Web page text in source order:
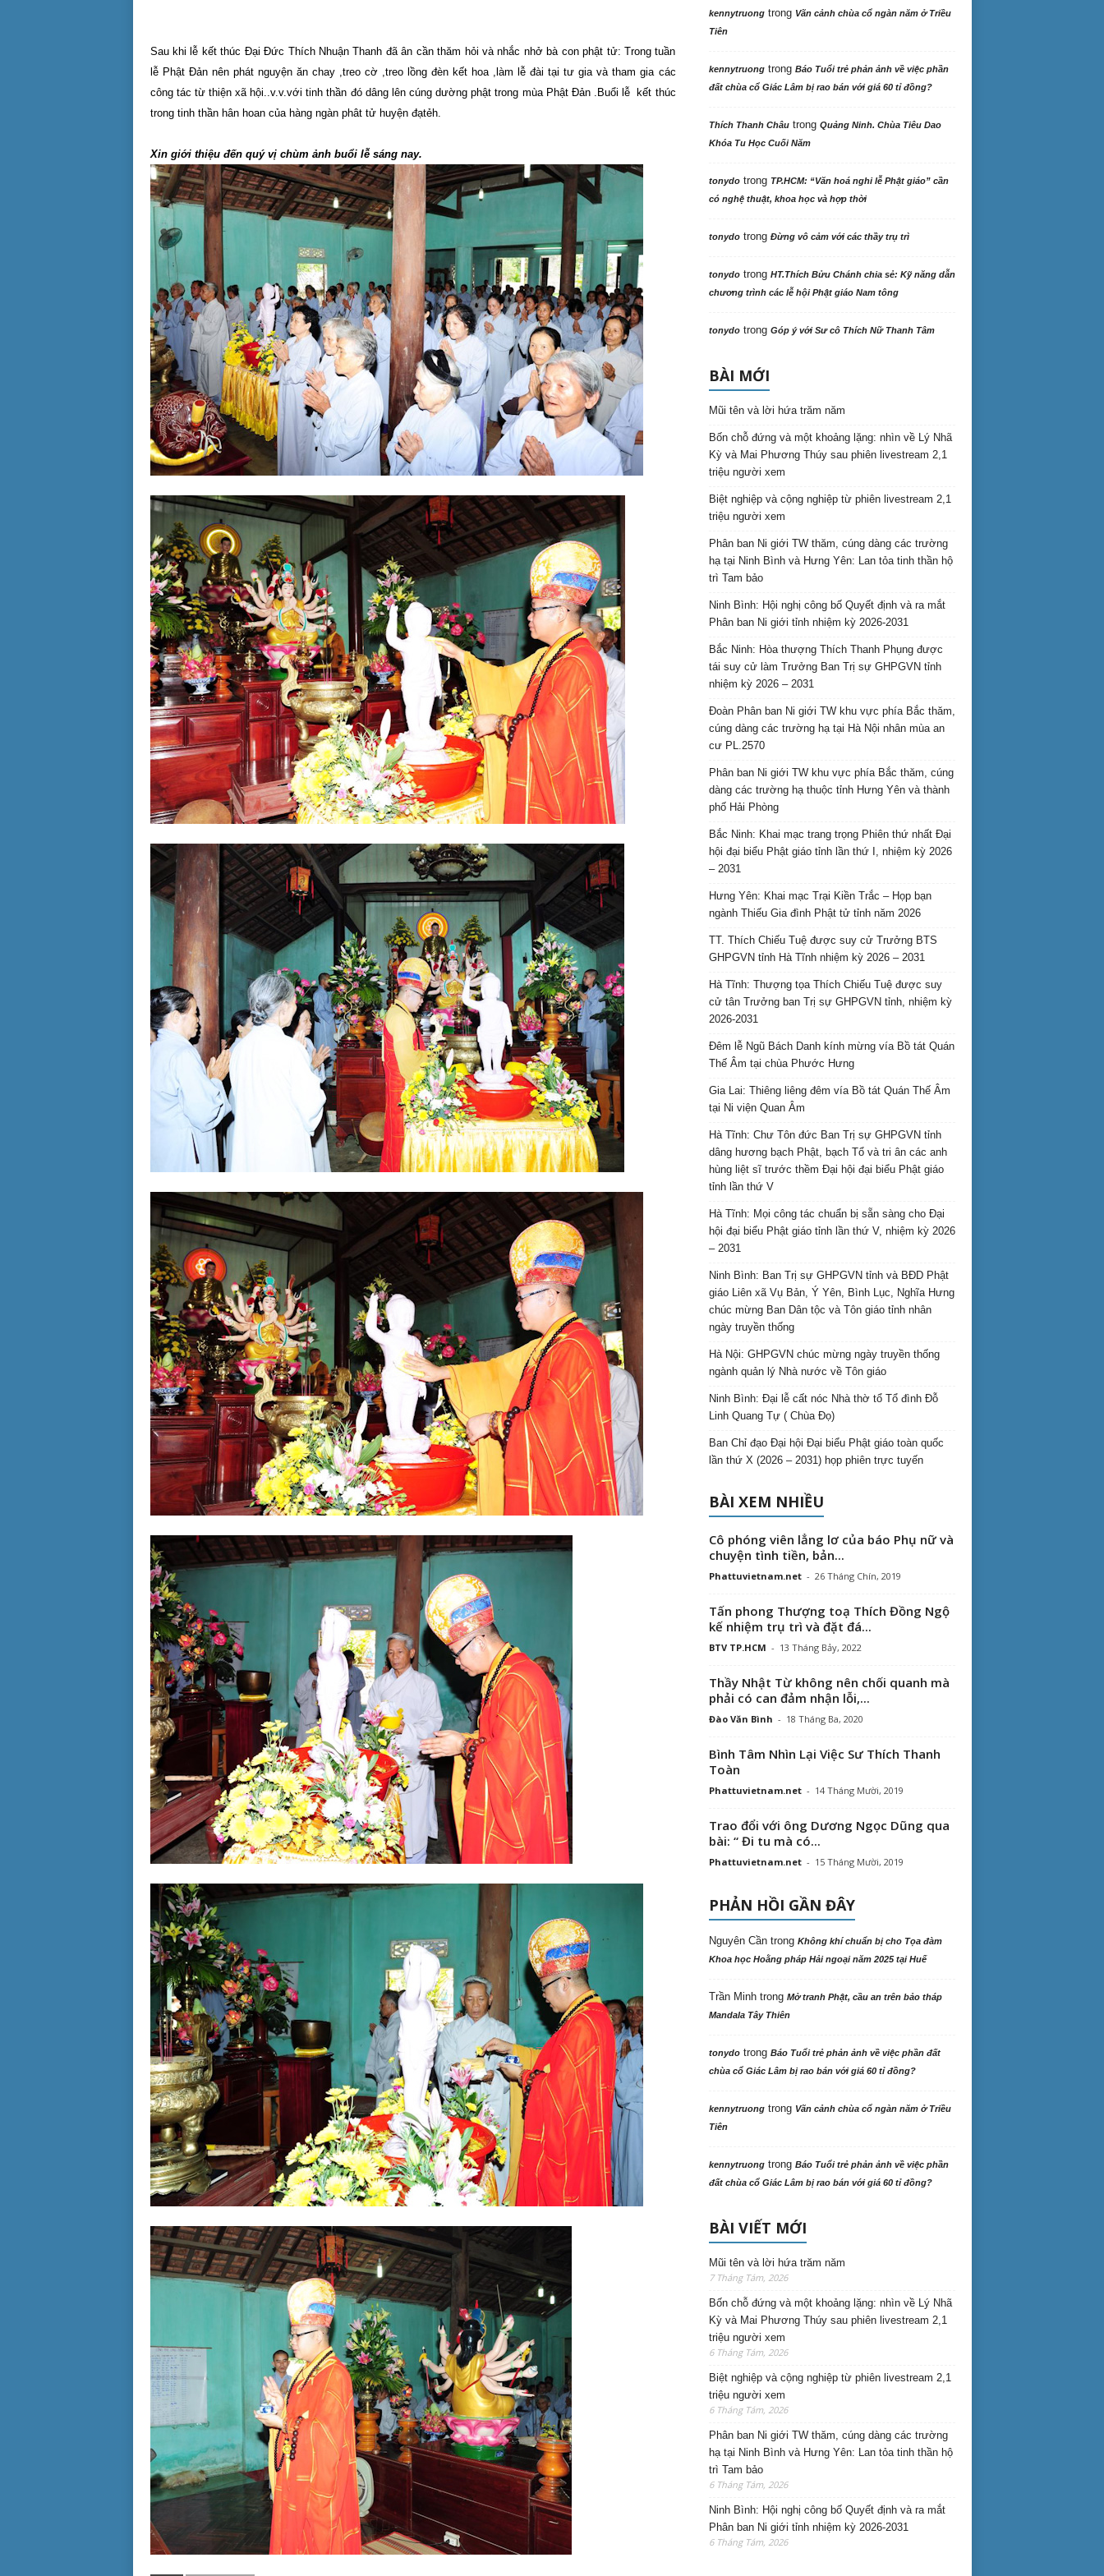
Sau khi lễ kết thúc Đại Đức Thích Nhuận Thanh đã ân cần thăm hỏi và nhắc nhở bà con phật tử: Trong tuần
lễ Phật Đản nên phát nguyện ăn chay ,treo cờ ,treo lồng đèn kết hoa ,làm lễ đài tại tư gia và tham gia các
công tác từ thiện xã hội..v.v.với tinh thần đó dâng lên cúng dường phật trong mùa Phật Đản . Buổi lễ kết thúc
trong tinh thần hân hoan của hàng ngàn phât tử huyện đạtẻh.
Xin giới thiệu đến quý vị chùm ảnh buổi lễ sáng nay.
kennytruongtrong Vãn cảnh chùa cổ ngàn năm ở Triều
Tiên
kennytruongtrong Báo Tuổi trẻ phản ảnh về việc phần
đất chùa cổ Giác Lâm bị rao bán với giá 60 tỉ đồng?
Thích Thanh Châutrong Quảng Ninh. Chùa Tiêu Dao
Khóa Tu Học Cuối Năm
tonydotrong TP.HCM: “Văn hoá nghi lễ Phật giáo” cần
có nghệ thuật, khoa học và hợp thời
tonydotrong Đừng vô cảm với các thầy trụ trì
tonydotrong HT.Thích Bửu Chánh chia sẻ: Kỹ năng dẫn
chương trình các lễ hội Phật giáo Nam tông
tonydotrong Góp ý với Sư cô Thích Nữ Thanh Tâm
BÀI MỚI
Mũi tên và lời hứa trăm năm
Bốn chỗ đứng và một khoảng lặng: nhìn về Lý Nhã
Kỳ và Mai Phương Thúy sau phiên livestream 2,1
triệu người xem
Biệt nghiệp và cộng nghiệp từ phiên livestream 2,1
triệu người xem
Phân ban Ni giới TW thăm, cúng dàng các trường
hạ tại Ninh Bình và Hưng Yên: Lan tỏa tinh thần hộ
trì Tam bảo
Ninh Bình: Hội nghị công bố Quyết định và ra mắt
Phân ban Ni giới tỉnh nhiệm kỳ 2026-2031
Bắc Ninh: Hòa thượng Thích Thanh Phụng được
tái suy cử làm Trưởng Ban Trị sự GHPGVN tỉnh
nhiệm kỳ 2026 – 2031
Đoàn Phân ban Ni giới TW khu vực phía Bắc thăm,
cúng dàng các trường hạ tại Hà Nội nhân mùa an
cư PL.2570
Phân ban Ni giới TW khu vực phía Bắc thăm, cúng
dàng các trường hạ thuộc tỉnh Hưng Yên và thành
phố Hải Phòng
Bắc Ninh: Khai mạc trang trọng Phiên thứ nhất Đại
hội đại biểu Phật giáo tỉnh lần thứ I, nhiệm kỳ 2026
– 2031
Hưng Yên: Khai mạc Trại Kiền Trắc – Họp bạn
ngành Thiếu Gia đình Phật tử tỉnh năm 2026
TT. Thích Chiếu Tuệ được suy cử Trưởng BTS
GHPGVN tỉnh Hà Tĩnh nhiệm kỳ 2026 – 2031
Hà Tĩnh: Thượng tọa Thích Chiếu Tuệ được suy
cử tân Trưởng ban Trị sự GHPGVN tỉnh, nhiệm kỳ
2026-2031
Đêm lễ Ngũ Bách Danh kính mừng vía Bồ tát Quán
Thế Âm tại chùa Phước Hưng
Gia Lai: Thiêng liêng đêm vía Bồ tát Quán Thế Âm
tại Ni viện Quan Âm
Hà Tĩnh: Chư Tôn đức Ban Trị sự GHPGVN tỉnh
dâng hương bạch Phật, bạch Tổ và tri ân các anh
hùng liệt sĩ trước thềm Đại hội đại biểu Phật giáo
tỉnh lần thứ V
Hà Tĩnh: Mọi công tác chuẩn bị sẵn sàng cho Đại
hội đại biểu Phật giáo tỉnh lần thứ V, nhiệm kỳ 2026
– 2031
Ninh Bình: Ban Trị sự GHPGVN tỉnh và BĐD Phật
giáo Liên xã Vụ Bản, Ý Yên, Bình Lục, Nghĩa Hưng
chúc mừng Ban Dân tộc và Tôn giáo tỉnh nhân
ngày truyền thống
Hà Nội: GHPGVN chúc mừng ngày truyền thống
ngành quản lý Nhà nước về Tôn giáo
Ninh Bình: Đại lễ cất nóc Nhà thờ tổ Tổ đình Đỗ
Linh Quang Tự ( Chùa Đọ)
Ban Chỉ đạo Đại hội Đại biểu Phật giáo toàn quốc
lần thứ X (2026 – 2031) họp phiên trực tuyến
BÀI XEM NHIỀU
Cô phóng viên lẳng lơ của báo Phụ nữ và
chuyện tình tiền, bản...
Phattuvietnam.net - 26 Tháng Chín, 2019
Tấn phong Thượng toạ Thích Đồng Ngộ
kế nhiệm trụ trì và đặt đá...
BTV TP.HCM - 13 Tháng Bảy, 2022
Thầy Nhật Từ không nên chối quanh mà
phải có can đảm nhận lỗi,...
Đào Văn Bình - 18 Tháng Ba, 2020
Bình Tâm Nhìn Lại Việc Sư Thích Thanh
Toàn
Phattuvietnam.net - 14 Tháng Mười, 2019
Trao đổi với ông Dương Ngọc Dũng qua
bài: “ Đi tu mà có...
Phattuvietnam.net - 15 Tháng Mười, 2019
PHẢN HỒI GẦN ĐÂY
Nguyên Cầntrong Không khí chuẩn bị cho Tọa đàm
Khoa học Hoằng pháp Hải ngoại năm 2025 tại Huế
Trần Minhtrong Mở tranh Phật, cầu an trên bảo tháp
Mandala Tây Thiên
tonydotrong Báo Tuổi trẻ phản ảnh về việc phần đất
chùa cổ Giác Lâm bị rao bán với giá 60 tỉ đồng?
kennytruongtrong Vãn cảnh chùa cổ ngàn năm ở Triều
Tiên
kennytruongtrong Báo Tuổi trẻ phản ảnh về việc phần
đất chùa cổ Giác Lâm bị rao bán với giá 60 tỉ đồng?
BÀI VIẾT MỚI
Mũi tên và lời hứa trăm năm
7 Tháng Tám, 2026
Bốn chỗ đứng và một khoảng lặng: nhìn về Lý Nhã
Kỳ và Mai Phương Thúy sau phiên livestream 2,1
triệu người xem
6 Tháng Tám, 2026
Biệt nghiệp và cộng nghiệp từ phiên livestream 2,1
triệu người xem
6 Tháng Tám, 2026
Phân ban Ni giới TW thăm, cúng dàng các trường
hạ tại Ninh Bình và Hưng Yên: Lan tỏa tinh thần hộ
trì Tam bảo
6 Tháng Tám, 2026
Ninh Bình: Hội nghị công bố Quyết định và ra mắt
Phân ban Ni giới tỉnh nhiệm kỳ 2026-2031
6 Tháng Tám, 2026